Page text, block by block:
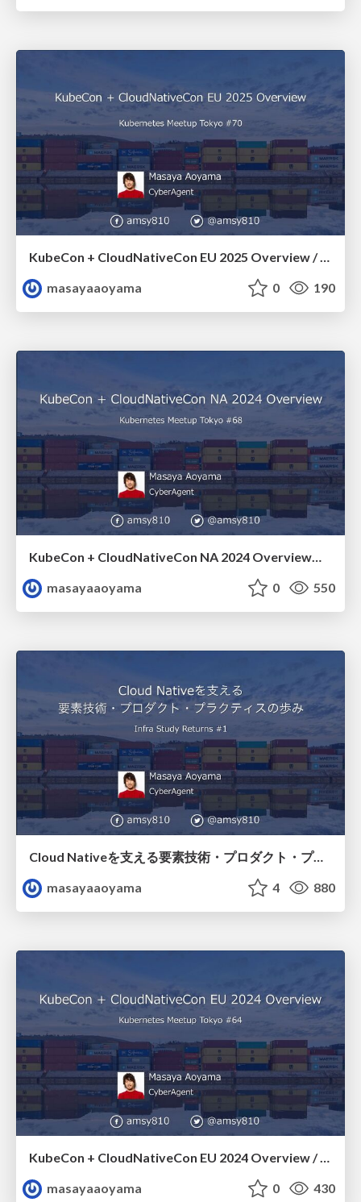
masayaaoyama
0 190
KubeCon + CloudNativeCon NA 2024 Overview at Kubernetes Meetup Tokyo #68 / amsy810_k8sjp68
masayaaoyama
0 550
Cloud Nativeを支える要素技術・プロダクト・プラクティスの歩み / infrastudy-returns-01-amsy810
masayaaoyama
4 880
KubeCon + CloudNativeCon EU 2024 Overview / k8sjp64-kubecon-overview
masayaaoyama
0 430